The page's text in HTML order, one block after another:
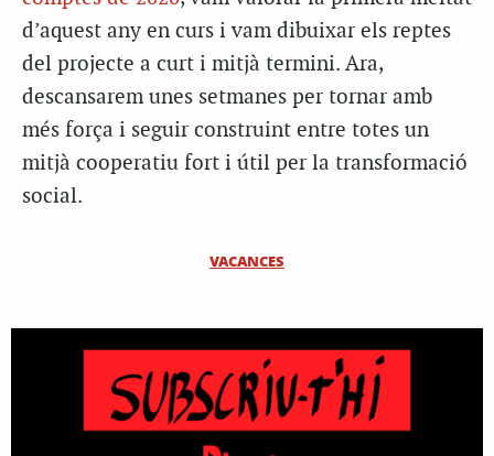
d’aquest any en curs i vam dibuixar els reptes
del projecte a curt i mitjà termini. Ara,
descansarem unes setmanes per tornar amb
més força i seguir construint entre totes un
mitjà cooperatiu fort i útil per la transformació
social.
VACANCES